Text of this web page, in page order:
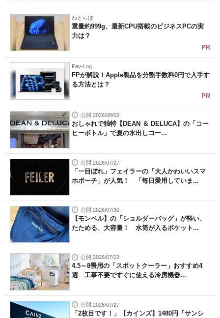
ねとらぼ
重量約999g、最新CPU搭載のビジネスPCの実
力は？
PR
Fav-Log
FPが解説！Apple製品を分割手数料0円で入手す
る方法とは？
PR
公開 2026/08/02
おしゃれで独特【DEAN ＆ DELUCA】の「コー
ヒーボトル」で夏の水出しコー...
公開 2026/07/27
「一目ぼれ」フェイラーの「大人かわいいスマ
ホポーチ」が人気！ 「毎日愛用していま...
公開 2026/07/30
【モンベル】の「ショルダーバッグ」が軽い、
たためる、大容量！ 水筒が入るポケット...
公開 2026/07/22
4.5～8畳用の「スポットクーラー」おすすめ4
選 工事不要ですぐに使える冷房機器...
公開 2026/07/27
「2枚目です！」【カインズ】1480円「サンシ